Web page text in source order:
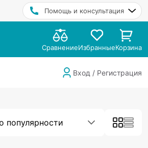
Помощь и консультация
СравнениеИзбранныеКорзина
Вход / Регистрация
популярности